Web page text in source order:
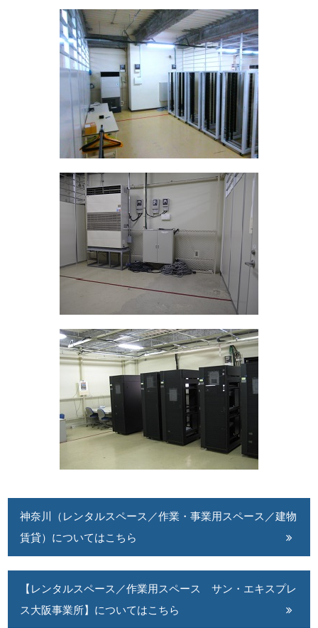
神奈川（レンタルスペース／作業・事業用スペース／建物
賃貸）についてはこちら
【レンタルスペース／作業用スペース サン・エキスプレ
ス大阪事業所】についてはこちら